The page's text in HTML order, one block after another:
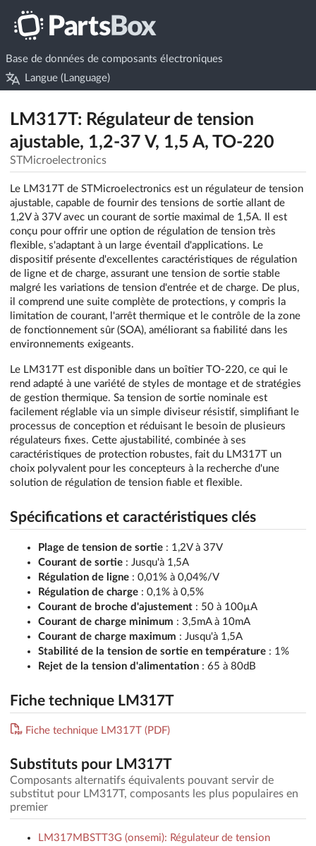
Base de données de composants électroniques
Langue (Language)
LM317T: Régulateur de tension
ajustable, 1,2-37 V, 1,5 A, TO-220
STMicroelectronics
Le LM317T de STMicroelectronics est un régulateur de tension
ajustable, capable de fournir des tensions de sortie allant de
1,2V à 37V avec un courant de sortie maximal de 1,5A. Il est
conçu pour offrir une option de régulation de tension très
flexible, s'adaptant à un large éventail d'applications. Le
dispositif présente d'excellentes caractéristiques de régulation
de ligne et de charge, assurant une tension de sortie stable
malgré les variations de tension d'entrée et de charge. De plus,
il comprend une suite complète de protections, y compris la
limitation de courant, l'arrêt thermique et le contrôle de la zone
de fonctionnement sûr (SOA), améliorant sa fiabilité dans les
environnements exigeants.
Le LM317T est disponible dans un boîtier TO-220, ce qui le
rend adapté à une variété de styles de montage et de stratégies
de gestion thermique. Sa tension de sortie nominale est
facilement réglable via un simple diviseur résistif, simplifiant le
processus de conception et réduisant le besoin de plusieurs
régulateurs fixes. Cette ajustabilité, combinée à ses
caractéristiques de protection robustes, fait du LM317T un
choix polyvalent pour les concepteurs à la recherche d'une
solution de régulation de tension fiable et flexible.
Spécifications et caractéristiques clés
Plage de tension de sortie : 1,2V à 37V
Courant de sortie : Jusqu'à 1,5A
Régulation de ligne : 0,01% à 0,04%/V
Régulation de charge : 0,1% à 0,5%
Courant de broche d'ajustement : 50 à 100µA
Courant de charge minimum : 3,5mA à 10mA
Courant de charge maximum : Jusqu'à 1,5A
Stabilité de la tension de sortie en température : 1%
Rejet de la tension d'alimentation : 65 à 80dB
Fiche technique LM317T
Fiche technique LM317T (PDF)
Substituts pour LM317T
Composants alternatifs équivalents pouvant servir de
substitut pour LM317T, composants les plus populaires en
premier
LM317MBSTT3G (onsemi): Régulateur de tension